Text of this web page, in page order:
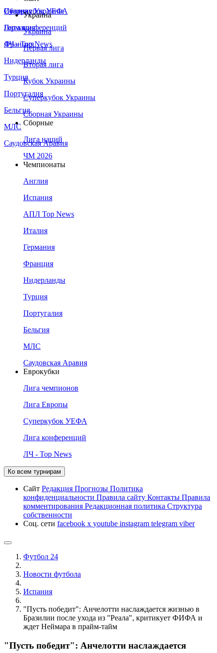
Сборная Украины
Италия
Германия
Франция
Нидерланды
Турция
Португалия
Бельгия
МЛС
Саудовская Аравия
Суперкубок УЕФА
Лига конференций
ЛЧ - Top News
Украина
Украина
Первая лига
Вторая лига
Кубок Украины
Суперкубок Украины
Сборная Украины
Сборные
Лига наций
ЧМ 2026
Чемпионаты
Англия
Испания
АПЛ Top News
Италия
Германия
Франция
Нидерланды
Турция
Португалия
Бельгия
МЛС
Саудовская Аравия
Еврокубки
Лига чемпионов
Лига Европы
Суперкубок УЕФА
Лига конференций
ЛЧ - Top News
Ко всем турнирам
Сайт Редакция Прогнозы Политика
конфиденциальности Правила сайту Контакты Правила
комментирования Редакционная политика Структура
собственности
Соц. сети facebook x youtube instagram telegram viber
Футбол 24
Новости футбола
Испания
"Пусть победит": Анчелотти наслаждается жизнью в
Бразилии после ухода из "Реала", критикует ФИФА и
ждет Неймара в прайм-тайм
"Пусть победит": Анчелотти наслаждается